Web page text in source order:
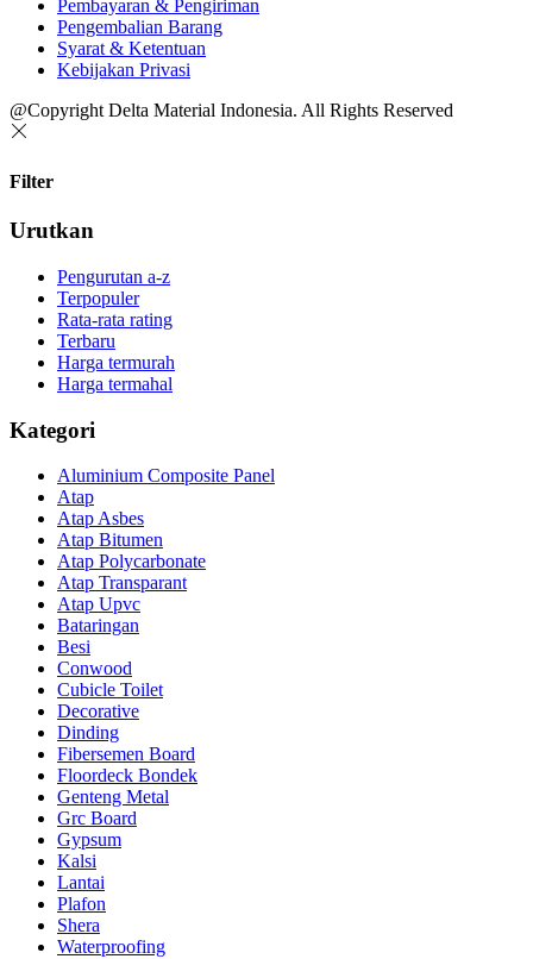
Pembayaran & Pengiriman
Pengembalian Barang
Syarat & Ketentuan
Kebijakan Privasi
@Copyright Delta Material Indonesia. All Rights Reserved
Filter
Urutkan
Pengurutan a-z
Terpopuler
Rata-rata rating
Terbaru
Harga termurah
Harga termahal
Kategori
Aluminium Composite Panel
Atap
Atap Asbes
Atap Bitumen
Atap Polycarbonate
Atap Transparant
Atap Upvc
Bataringan
Besi
Conwood
Cubicle Toilet
Decorative
Dinding
Fibersemen Board
Floordeck Bondek
Genteng Metal
Grc Board
Gypsum
Kalsi
Lantai
Plafon
Shera
Waterproofing